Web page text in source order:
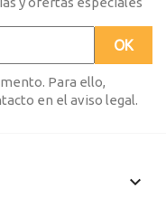
Para ello,
en el aviso legal.
